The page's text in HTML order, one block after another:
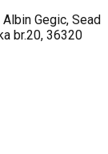
Gegic, Sead
br.20, 36320